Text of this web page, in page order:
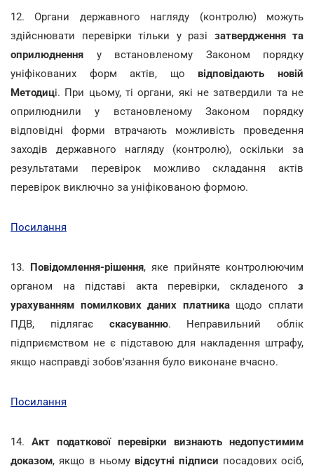
12. Органи державного нагляду (контролю) можуть
здійснювати перевірки тільки у разі затвердження та
оприлюднення у встановленому Законом порядку
уніфікованих форм актів, що відповідають новій
Методиці. При цьому, ті органи, які не затвердили та не
оприлюднили у встановленому Законом порядку
відповідні форми втрачають можливість проведення
заходів державного нагляду (контролю), оскільки за
результатами перевірок можливо складання актів
перевірок виключно за уніфікованою формою.
Посилання
13. Повідомлення-рішення, яке прийняте контролюючим
органом на підставі акта перевірки, складеного з
урахуванням помилкових даних платникащодо сплати
ПДВ, підлягає скасуванню. Неправильний облік
підприємством не є підставою для накладення штрафу,
якщо насправді зобов'язання було виконане вчасно.
Посилання
14. Акт податкової перевірки визнають недопустимим
доказом, якщо в ньому відсутні підписи посадових осіб,